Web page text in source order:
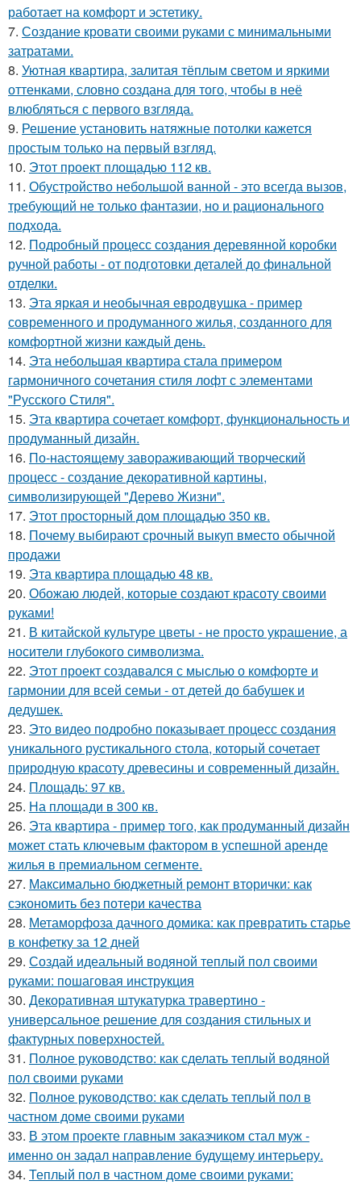
работает на комфорт и эстетику.
7. Создание кровати своими руками с минимальными
затратами.
8. Уютная квартира, залитая тёплым светом и яркими
оттенками, словно создана для того, чтобы в неё
влюбляться с первого взгляда.
9. Решение установить натяжные потолки кажется
простым только на первый взгляд.
10. Этот проект площадью 112 кв.
11. Обустройство небольшой ванной - это всегда вызов,
требующий не только фантазии, но и рационального
подхода.
12. Подробный процесс создания деревянной коробки
ручной работы - от подготовки деталей до финальной
отделки.
13. Эта яркая и необычная евродвушка - пример
современного и продуманного жилья, созданного для
комфортной жизни каждый день.
14. Эта небольшая квартира стала примером
гармоничного сочетания стиля лофт с элементами
"Русского Стиля".
15. Эта квартира сочетает комфорт, функциональность и
продуманный дизайн.
16. По-настоящему завораживающий творческий
процесс - создание декоративной картины,
символизирующей "Дерево Жизни".
17. Этот просторный дом площадью 350 кв.
18. Почему выбирают срочный выкуп вместо обычной
продажи
19. Эта квартира площадью 48 кв.
20. Обожаю людей, которые создают красоту своими
руками!
21. В китайской культуре цветы - не просто украшение, а
носители глубокого символизма.
22. Этот проект создавался с мыслью о комфорте и
гармонии для всей семьи - от детей до бабушек и
дедушек.
23. Это видео подробно показывает процесс создания
уникального рустикального стола, который сочетает
природную красоту древесины и современный дизайн.
24. Площадь: 97 кв.
25. На площади в 300 кв.
26. Эта квартира - пример того, как продуманный дизайн
может стать ключевым фактором в успешной аренде
жилья в премиальном сегменте.
27. Максимально бюджетный ремонт вторички: как
сэкономить без потери качества
28. Метаморфоза дачного домика: как превратить старье
в конфетку за 12 дней
29. Создай идеальный водяной теплый пол своими
руками: пошаговая инструкция
30. Декоративная штукатурка травертино -
универсальное решение для создания стильных и
фактурных поверхностей.
31. Полное руководство: как сделать теплый водяной
пол своими руками
32. Полное руководство: как сделать теплый пол в
частном доме своими руками
33. В этом проекте главным заказчиком стал муж -
именно он задал направление будущему интерьеру.
34. Теплый пол в частном доме своими руками: